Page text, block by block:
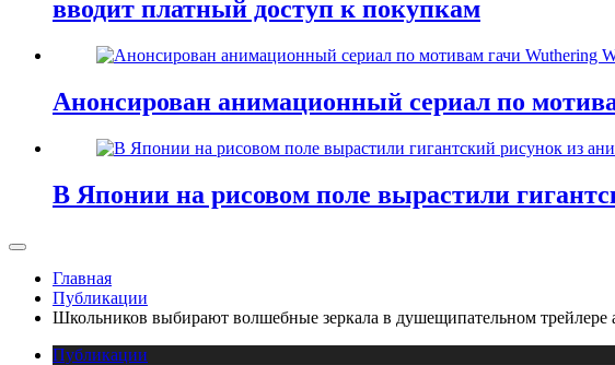
вводит платный доступ к покупкам
Анонсирован анимационный сериал по
В Японии на рисовом поле вырастили
Главная
Публикации
Школьников выбирают волшебные зеркала в душещипательном трейлере
Публикации